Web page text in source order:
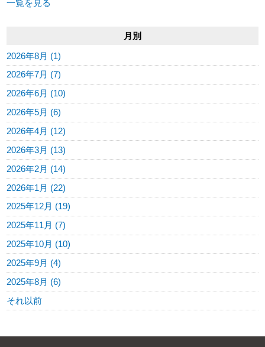
一覧を見る
月別
2026年8月 (1)
2026年7月 (7)
2026年6月 (10)
2026年5月 (6)
2026年4月 (12)
2026年3月 (13)
2026年2月 (14)
2026年1月 (22)
2025年12月 (19)
2025年11月 (7)
2025年10月 (10)
2025年9月 (4)
2025年8月 (6)
それ以前